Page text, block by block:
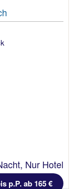
Nur Hotel
p.P. ab 165 €